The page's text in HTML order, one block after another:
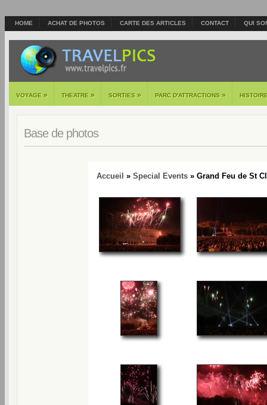
HOME ACHAT DE PHOTOS CARTE DES ARTICLES CONTACT QUI
VOYAGE » THEATRE » SORTIES » PARC D'ATTRACTIONS »
Base de photos
Accueil » Special Events» Grand Feu de St